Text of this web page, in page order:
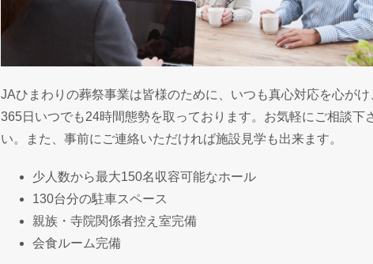
JAひまわりの葬祭事業は皆様のために、いつも真心対応を心がけ
365日いつでも24時間態勢を取っております。お気軽にご相談下
い。また、事前にご連絡いただければ施設見学も出来ます。
少人数から最大150名収容可能なホール
130台分の駐車スペース
親族・寺院関係者控え室完備
会食ルーム完備